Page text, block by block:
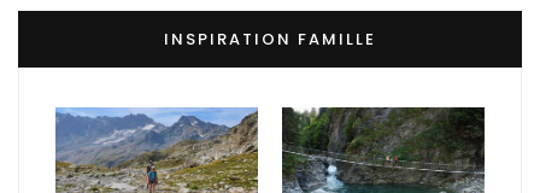
INSPIRATION FAMILLE